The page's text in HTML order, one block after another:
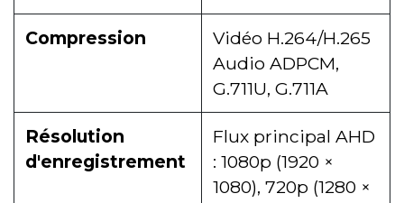
Compression
Vidéo H.264/H.265
Audio ADPCM,
G.711U, G.711A
Résolution
d'enregistrement
Flux principal AHD
: 1080p (1920 ×
1080), 720p (1280 ×